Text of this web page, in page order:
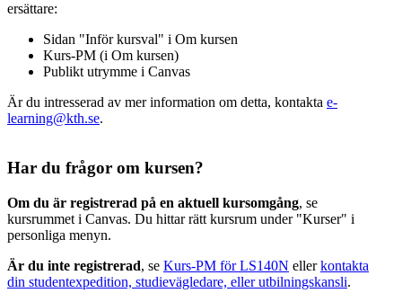
ersättare:
Sidan "Inför kursval" i Om kursen
Kurs-PM (i Om kursen)
Publikt utrymme i Canvas
Är du intresserad av mer information om detta, kontakta e-
learning@kth.se.
Har du frågor om kursen?
Om du är registrerad på en aktuell kursomgång, se
kursrummet i Canvas. Du hittar rätt kursrum under "Kurser" i
personliga menyn.
Är du inte registrerad, se Kurs-PM för LS140N ellerkontakta
din studentexpedition, studievägledare, eller utbilningskansli.